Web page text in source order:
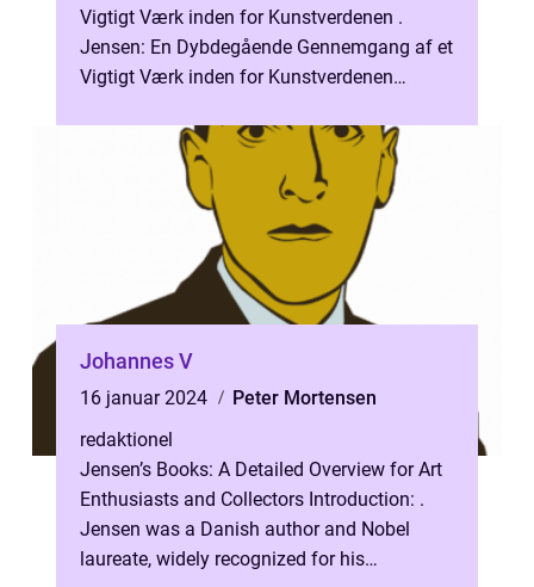
Vigtigt Værk inden for Kunstverdenen .
Jensen: En Dybdegående Gennemgang af et
Vigtigt Værk inden for Kunstverdenen
Johannes V
16 januar 2024
Peter Mortensen
redaktionel
Jensen’s Books: A Detailed Overview for Art
Enthusiasts and Collectors Introduction: .
Jensen was a Danish author and Nobel
laureate, widely recognized for his